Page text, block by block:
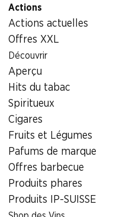
Actions
Actions actuelles
Offres XXL
Découvrir
Aperçu
Hits du tabac
Spiritueux
Cigares
Fruits et Légumes
Pafums de marque
Offres barbecue
Produits phares
Produits IP-SUISSE
recyclé ecoma
recyclé
feuilles